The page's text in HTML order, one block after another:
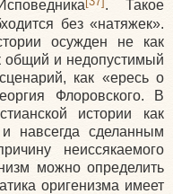
. Такое
без «натяжек».
осужден не как
общий и недопустимый
как «ересь о
Флоровского. В
истории как
навсегда сделанным
неиссякаемого
можно определить
оригенизма имеет